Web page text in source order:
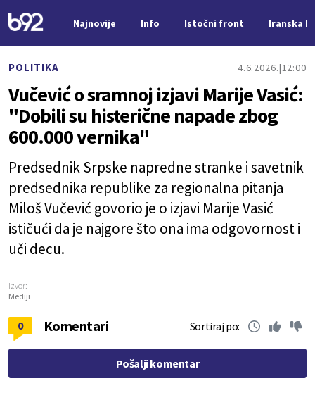
Najnovije Info Istočni front Iranska
POLITIKA 4.6.2026. 12:00
Vučević o sramnoj izjavi Marije Vasić:
"Dobili su histerične napade zbog
600.000 vernika"
Predsednik Srpske napredne stranke i savetnik
predsednika republike za regionalna pitanja
Miloš Vučević govorio je o izjavi Marije Vasić
ističući da je najgore što ona ima odgovornost i
uči decu.
Izvor:
Mediji
0 Komentari Sortiraj po:
Pošalji komentar